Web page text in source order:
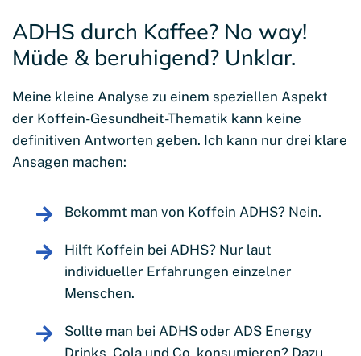
ADHS durch Kaffee? No way!
Müde & beruhigend? Unklar.
Meine kleine Analyse zu einem speziellen Aspekt
der Koffein-Gesundheit-Thematik kann keine
definitiven Antworten geben. Ich kann nur drei klare
Ansagen machen:
Bekommt man von Koffein ADHS? Nein.
Hilft Koffein bei ADHS? Nur laut
individueller Erfahrungen einzelner
Menschen.
Sollte man bei ADHS oder ADS Energy
Drinks, Cola und Co. konsumieren? Dazu